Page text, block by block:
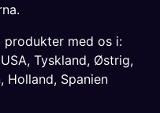
produkter med os i:
USA, Tyskland, Østrig,
, Holland, Spanien